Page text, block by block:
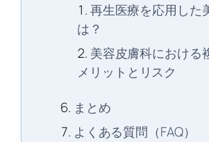
再生医療を応用した
は？
美容皮膚科における
メリットとリスク
まとめ
よくある質問（FAQ）